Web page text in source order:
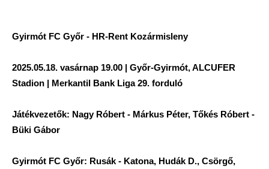
Gyirmót FC Győr - HR-Rent Kozármisleny
2025.05.18. vasárnap 19.00 | Győr-Gyirmót, ALCUFER
Stadion | Merkantil Bank Liga 29. forduló
Játékvezetők: Nagy Róbert - Márkus Péter, Tőkés Róbert -
Büki Gábor
Gyirmót FC Győr: Rusák - Katona, Hudák D., Csörgő,